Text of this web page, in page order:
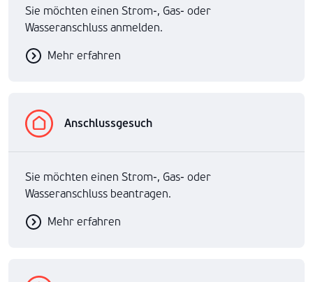
Sie möchten einen Strom-, Gas- oder
Wasseranschluss anmelden.
Mehr erfahren
Anschlussgesuch
Sie möchten einen Strom-, Gas- oder
Wasseranschluss beantragen.
Mehr erfahren